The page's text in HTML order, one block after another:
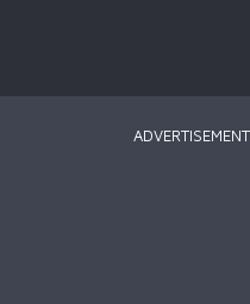
ADVERTISEMENT